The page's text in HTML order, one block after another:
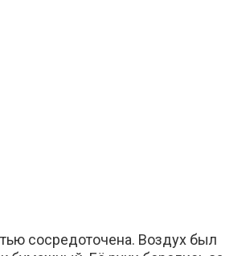
сосредоточена. Воздух был